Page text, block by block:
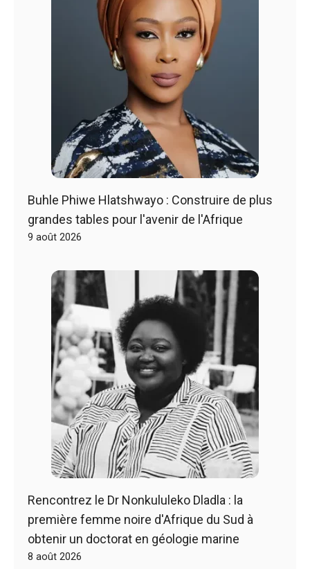
Buhle Phiwe Hlatshwayo : Construire de plus
grandes tables pour l'avenir de l'Afrique
9 août 2026
Rencontrez le Dr Nonkululeko Dladla : la
première femme noire d'Afrique du Sud à
obtenir un doctorat en géologie marine
8 août 2026